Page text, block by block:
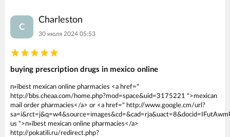
C
Charleston
30 июля 2024 05:53
buying prescription drugs in mexico online
п»їbest mexican online pharmacies <a href="
http://bbs.cheaa.com/home.php?mod=space&uid=3175221 ">mexican
mail order pharmacies</a> or <a href=" http://www.google.cm/url?
us ">п»їbest mexican online pharmacies</a>
http://pokatili.ru/redirect.php?